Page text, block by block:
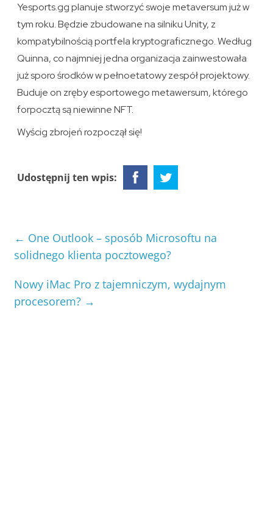
Yesports.gg planuje stworzyć swoje metaversum już w
tym roku. Będzie zbudowane na silniku Unity, z
kompatybilnością portfela kryptograficznego. Według
Quinna, co najmniej jedna organizacja zainwestowała
już sporo środków w pełnoetatowy zespół projektowy.
Buduje on zręby esportowego metawersum, którego
forpocztą są niewinne NFT.
Wyścig zbrojeń rozpoczął się!
Udostępnij ten wpis:
← One Outlook – sposób Microsoftu na
solidnego klienta pocztowego?
Nowy iMac Pro z tajemniczym, wydajnym
procesorem? →